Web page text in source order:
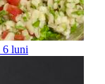
6 luni